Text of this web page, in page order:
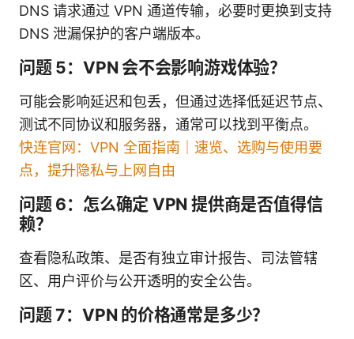
DNS 请求通过 VPN 通道传输，必要时更换到支持
DNS 泄漏保护的客户端版本。
问题 5：VPN 会不会影响游戏体验？
可能会影响延迟和包丢，但通过选择低延迟节点、
测试不同协议和服务器，通常可以找到平衡点。
快连官网：VPN 全面指南｜速览、选购与使用要
点，提升隐私与上网自由
问题 6：怎么确定 VPN 提供商是否值得信
赖？
查看隐私政策、是否有独立审计报告、司法管辖
区、用户评价与公开透明的安全公告。
问题 7：VPN 的价格通常是多少？